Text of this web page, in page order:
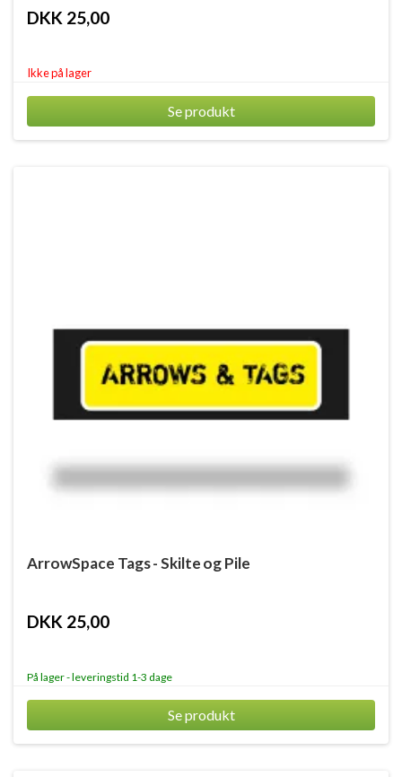
DKK 25,00
Ikke på lager
Se produkt
ArrowSpace Tags - Skilte og Pile
DKK 25,00
På lager - leveringstid 1-3 dage
Se produkt